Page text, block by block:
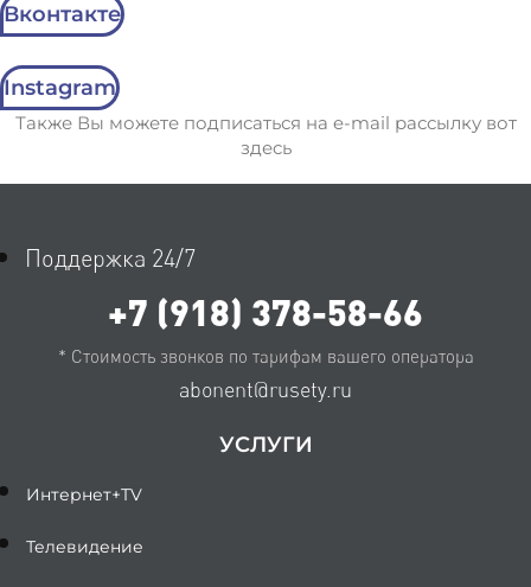
Вконтакте
Instagram
Также Вы можете подписаться на e-mail рассылку вот
здесь
Поддержка 24/7
+7 (918) 378-58-66
* Стоимость звонков по тарифам вашего оператора
abonent@rusety.ru
УСЛУГИ
Интернет+TV
Телевидение